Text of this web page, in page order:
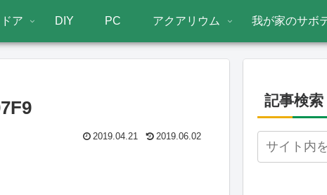
ア DIY PC アクアリウム 我が家のサボ
2019.04.21 2019.06.02
記事検索